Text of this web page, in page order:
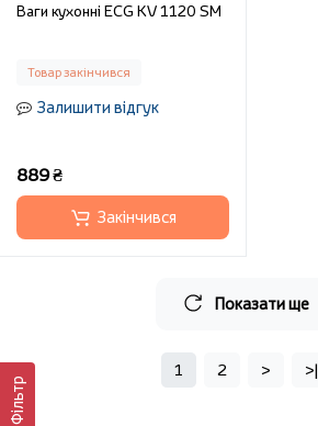
Фільтр
Ваги кухонні ECG KV 1120 SM
Товар закінчився
Залишити відгук
889 ₴
Закінчився
Показати ще
1 2 > >|